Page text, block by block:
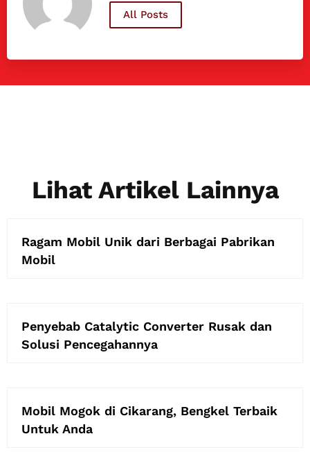
All Posts
Lihat Artikel Lainnya
Ragam Mobil Unik dari Berbagai Pabrikan
Mobil
Penyebab Catalytic Converter Rusak dan
Solusi Pencegahannya
Mobil Mogok di Cikarang, Bengkel Terbaik
Untuk Anda